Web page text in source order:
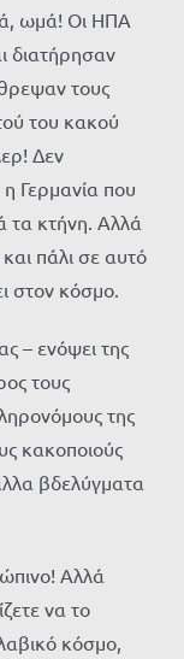
ωμά! Οι ΗΠΑ
διατήρησαν
τους
του κακού
Δεν
Γερμανία που
τα κτήνη. Αλλά
πάλι σε αυτό
στον κόσμο.
– ενόψει της
τους
της
κακοποιούς
βδελύγματα
Αλλά
να το
κόσμο,